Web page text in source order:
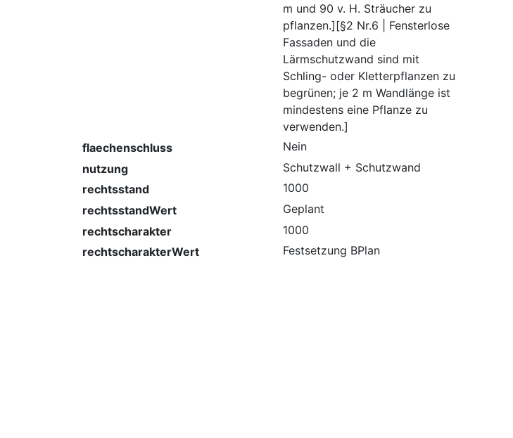
m und 90 v. H. Sträucher zu
pflanzen.][§2 Nr.6 | Fensterlose
Fassaden und die
Lärmschutzwand sind mit
Schling- oder Kletterpflanzen zu
begrünen; je 2 m Wandlänge ist
mindestens eine Pflanze zu
verwenden.]
flaechenschluss
Nein
nutzung
Schutzwall + Schutzwand
rechtsstand
1000
rechtsstandWert
Geplant
rechtscharakter
1000
rechtscharakterWert
Festsetzung BPlan